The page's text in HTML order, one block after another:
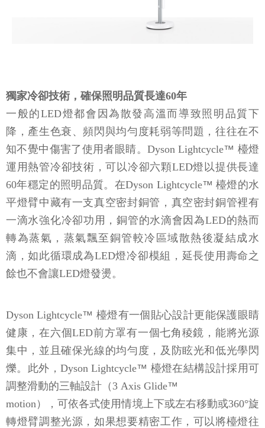
獨家冷卻技術，確保照明品質長達60年
一般的LED燈都會因為散發高溫而導致照明品質下
降，產生色衰、頻閃與均勻度耗弱等問題，往往在不
知不覺中傷害了使用者眼睛。Dyson Lightcycle™ 檯燈
運用熱管冷卻技術，可以冷卻六顆LED燈以提供長達
60年穩定的照明品質。在Dyson Lightcycle™ 檯燈的水
平燈臂中藏有一支真空密封銅管，真空密封銅管裡有
一滴水強化冷卻功用，銅管的水滴會因為LED的熱而
轉為蒸氣，蒸氣飄至銅管較冷區域散熱後凝結成水
滴，如此循環成為LED燈冷卻模組，延長使用壽命之
餘也不會讓LED燈發燙。
Dyson Lightcycle™ 檯燈有一個貼心設計更能保護眼睛
健康，在六個LED前方罩有一個七角稜鏡，能將光源
集中，並且確保光線的均勻度，及防眩光和低光學閃
爍。此外，Dyson Lightcycle™ 檯燈在結構設計採用可
調整滑動的三軸設計（3 Axis Glide™
motion），可依各式使用情境上下或左右移動或360°旋
轉燈臂調整光源，如果想要精密工作，可以將檯燈往